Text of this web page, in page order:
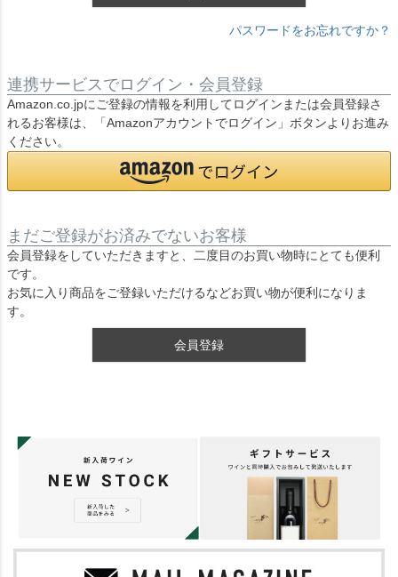
パスワードをお忘れですか？
連携サービスでログイン・会員登録
Amazon.co.jpにご登録の情報を利用してログインまたは会員登録さ
れるお客様は、「Amazonアカウントでログイン」ボタンよりお進み
ください。
まだご登録がお済みでないお客様
会員登録をしていただきますと、二度目のお買い物時にとても便利
です。
お気に入り商品をご登録いただけるなどお買い物が便利になりま
す。
会員登録